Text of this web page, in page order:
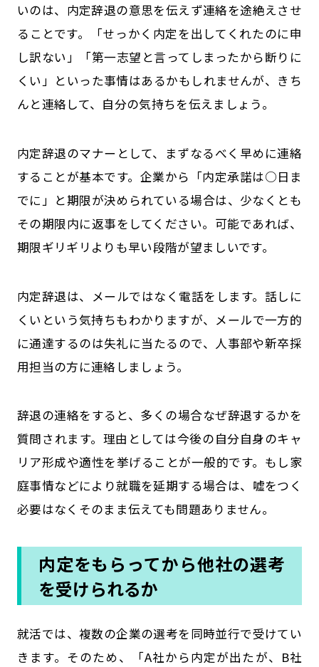
いのは、内定辞退の意思を伝えず連絡を途絶えさせ
ることです。「せっかく内定を出してくれたのに申
し訳ない」「第一志望と言ってしまったから断りに
くい」といった事情はあるかもしれませんが、きち
んと連絡して、自分の気持ちを伝えましょう。
内定辞退のマナーとして、まずなるべく早めに連絡
することが基本です。企業から「内定承諾は○日ま
でに」と期限が決められている場合は、少なくとも
その期限内に返事をしてください。可能であれば、
期限ギリギリよりも早い段階が望ましいです。
内定辞退は、メールではなく電話をします。話しに
くいという気持ちもわかりますが、メールで一方的
に通達するのは失礼に当たるので、人事部や新卒採
用担当の方に連絡しましょう。
辞退の連絡をすると、多くの場合なぜ辞退するかを
質問されます。理由としては今後の自分自身のキャ
リア形成や適性を挙げることが一般的です。もし家
庭事情などにより就職を延期する場合は、嘘をつく
必要はなくそのまま伝えても問題ありません。
内定をもらってから他社の選考
を受けられるか
就活では、複数の企業の選考を同時並行で受けてい
きます。そのため、「A社から内定が出たが、B社